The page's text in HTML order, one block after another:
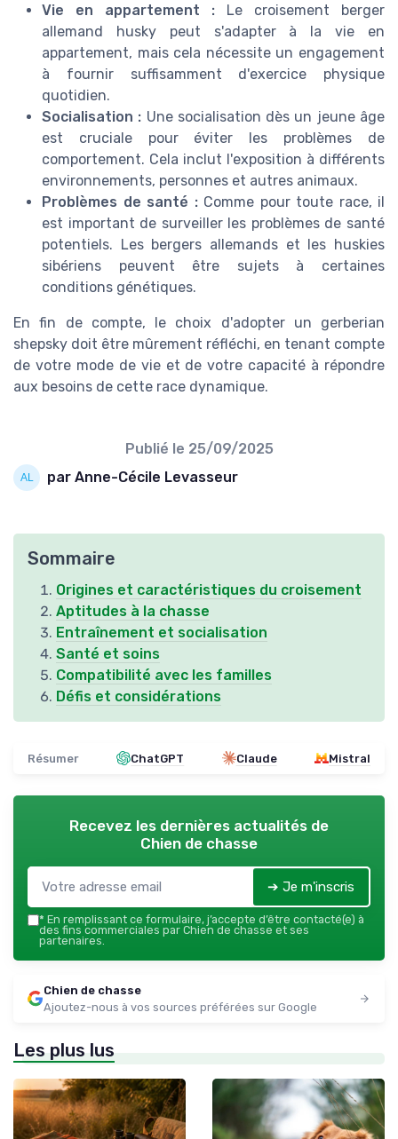
Vie en appartement : Le croisement berger
allemand husky peut s'adapter à la vie en
appartement, mais cela nécessite un engagement
à fournir suffisamment d'exercice physique
quotidien.
Socialisation : Une socialisation dès un jeune âge
est cruciale pour éviter les problèmes de
comportement. Cela inclut l'exposition à différents
environnements, personnes et autres animaux.
Problèmes de santé :Comme pour toute race, il
est important de surveiller les problèmes de santé
potentiels. Les bergers allemands et les huskies
sibériens peuvent être sujets à certaines
conditions génétiques.
En fin de compte, le choix d'adopter un gerberian
shepsky doit être mûrement réfléchi, en tenant compte
de votre mode de vie et de votre capacité à répondre
aux besoins de cette race dynamique.
Publié le 25/09/2025
par Anne-Cécile Levasseur
Sommaire
Origines et caractéristiques du croisement
Aptitudes à la chasse
Entraînement et socialisation
Santé et soins
Compatibilité avec les familles
Défis et considérations
Résumer ChatGPT Claude Mistral
Recevez les dernières actualités de
Chien de chasse
➔ Je m'inscris
* En remplissant ce formulaire, j’accepte d’être contacté(e) à
des fins commerciales par Chien de chasse et ses
partenaires.
Chien de chasse
Ajoutez-nous à vos sources préférées sur Google
Les plus lus